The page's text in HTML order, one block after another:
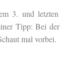
3. und letzten
Tipp: Bei
mal vorbei.